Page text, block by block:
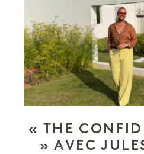
« THE
» AVEC